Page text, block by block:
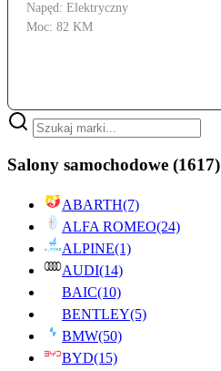
Napęd: Elektryczny
Moc: 82 KM
Salony samochodowe (1617)
ABARTH(7)
ALFA ROMEO(24)
ALPINE(1)
AUDI(14)
BAIC(10)
BENTLEY(5)
BMW(50)
BYD(15)